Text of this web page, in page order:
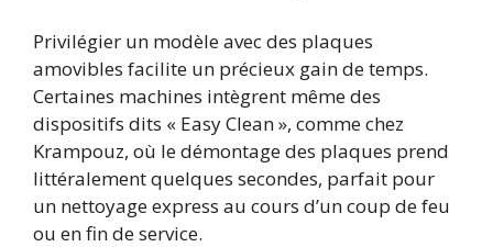
Privilégier un modèle avec des plaques
amovibles facilite un précieux gain de temps.
Certaines machines intègrent même des
dispositifs dits « Easy Clean », comme chez
Krampouz, où le démontage des plaques prend
littéralement quelques secondes, parfait pour
un nettoyage express au cours d’un coup de feu
ou en fin de service.